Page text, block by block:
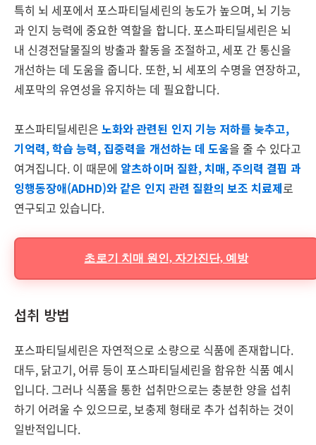
특히 뇌 세포에서 포스파티딜세린의 농도가 높으며, 뇌 기능
과 인지 능력에 중요한 역할을 합니다. 포스파티딜세린은 뇌
내 신경전달물질의 방출과 활동을 조절하고, 세포 간 통신을
개선하는 데 도움을 줍니다. 또한, 뇌 세포의 수명을 연장하고,
세포막의 유연성을 유지하는 데 필요합니다.
포스파티딜세린은노화와 관련된 인지 기능 저하를 늦추고,
기억력, 학습 능력, 집중력을 개선하는 데 도움을 줄 수 있다고
여겨집니다. 이 때문에 알츠하이머 질환, 치매, 주의력 결핍 과
잉행동장애(ADHD)와 같은 인지 관련 질환의 보조 치료제로
연구되고 있습니다.
초로기 치매 원인, 자가진단, 예방
섭취 방법
포스파티딜세린은 자연적으로 소량으로 식품에 존재합니다.
대두, 닭고기, 어류 등이 포스파티딜세린을 함유한 식품 예시
입니다. 그러나 식품을 통한 섭취만으로는 충분한 양을 섭취
하기 어려울 수 있으므로, 보충제 형태로 추가 섭취하는 것이
일반적입니다.